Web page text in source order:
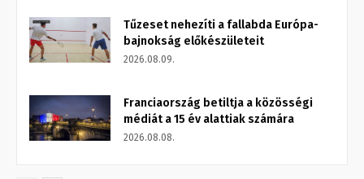
Tűzeset nehezíti a fallabda Európa-
bajnokság előkészületeit
2026.08.09.
Franciaország betiltja a közösségi
médiát a 15 év alattiak számára
2026.08.08.